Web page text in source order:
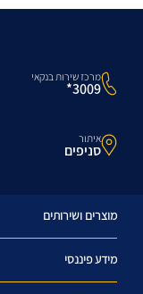
מרכז שירות בנקאי
3009*
איתור
סניפים
מוצרים ושירותים
מידע פיננסי